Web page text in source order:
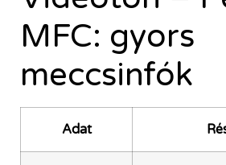
MFC: gyors
meccsinfók
Adat